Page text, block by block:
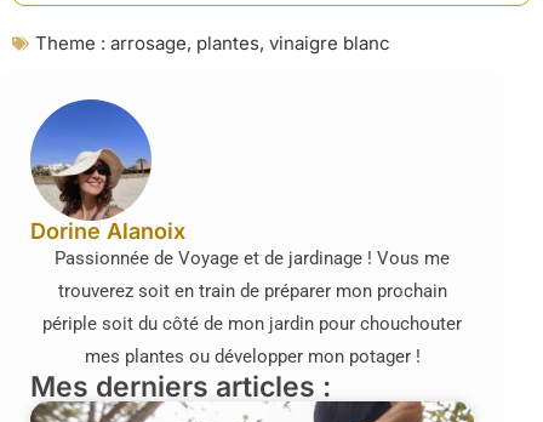
Theme : arrosage, plantes, vinaigre blanc
Dorine Alanoix
Passionnée de Voyage et de jardinage ! Vous me
trouverez soit en train de préparer mon prochain
périple soit du côté de mon jardin pour chouchouter
mes plantes ou développer mon potager !
Mes derniers articles :